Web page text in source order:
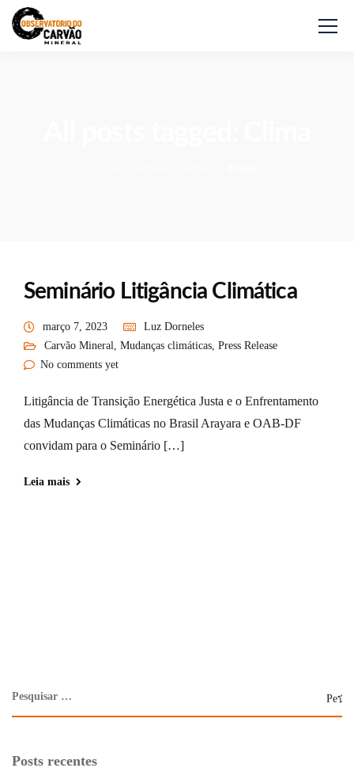
Seminário Litigância Climática
março 7, 2023
Luz Dorneles
Carvão Mineral, Mudanças climáticas, Press Release
No comments yet
Litigância de Transição Energética Justa e o Enfrentamento
das Mudanças Climáticas no Brasil Arayara e OAB-DF
convidam para o Seminário […]
Leia mais
Posts recentes